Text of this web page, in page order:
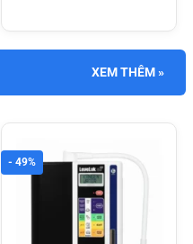
XEM THÊM »
- 49%